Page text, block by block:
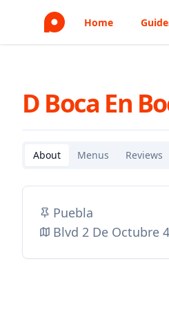
Home
D Boca En
About Menus Reviews
Puebla
Blvd 2 De Octubre